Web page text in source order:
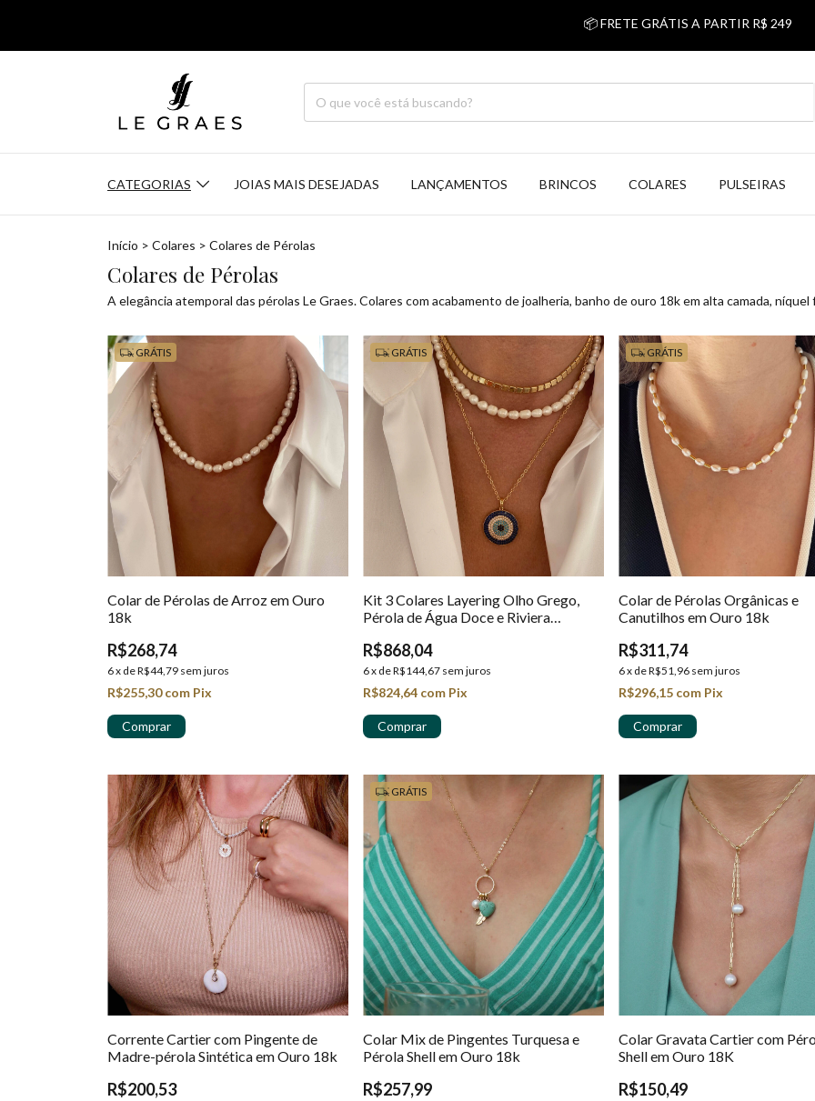
📦 FRETE GRÁTIS A PARTIR R$ 249 💰 5%
CATEGORIAS JOIAS MAIS DESEJADAS LANÇAMENTOS BRINCOS COLARES PULSEIRAS
Início > Colares > Colares de Pérolas
Colares de Pérolas
A elegância atemporal das pérolas Le Graes. Colares com acabamento de joalheria, banho de ouro 18k em alta camada,
GRÁTIS
Colar de Pérolas de Arroz em Ouro
18k
R$268,74
6x deR$44,79 sem juros
R$255,30com Pix
GRÁTIS
Kit 3 Colares Layering Olho Grego,
Pérola de Água Doce e Riviera
R$868,04
6x deR$144,67 sem juros
R$824,64 com Pix
GRÁTIS
Colar de Pérolas Orgânicas e
Canutilhos em Ouro 18k
R$311,74
6x deR$51,96 sem juros
R$296,15 com Pix
Corrente Cartier com Pingente de
Madre-pérola Sintética em Ouro 18k
R$200,53
GRÁTIS
Colar Mix de Pingentes Turquesa e
Pérola Shell em Ouro 18k
R$257,99
Colar Gravata Cartier com
Shell em Ouro 18K
R$150,49